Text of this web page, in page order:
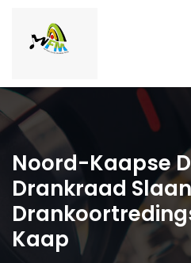
Noord-Kaapse
Drankraad
Kaap